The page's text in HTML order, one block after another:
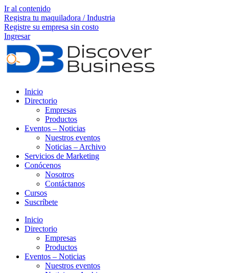
Ir al contenido
Registra tu maquiladora / Industria
Registre su empresa sin costo
Ingresar
Inicio
Directorio
Empresas
Productos
Eventos – Noticias
Nuestros eventos
Noticias – Archivo
Servicios de Marketing
Conócenos
Nosotros
Contáctanos
Cursos
Suscríbete
Inicio
Directorio
Empresas
Productos
Eventos – Noticias
Nuestros eventos